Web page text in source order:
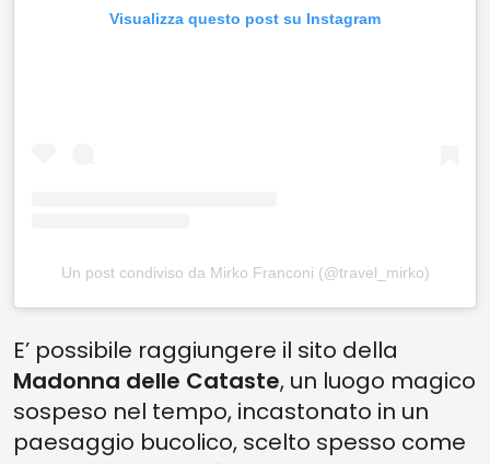
Visualizza questo post su Instagram
Un post condiviso da Mirko Franconi (@travel_mirko)
E’ possibile raggiungere il sito della
Madonna delle Cataste, un luogo magico
sospeso nel tempo, incastonato in un
paesaggio bucolico, scelto spesso come